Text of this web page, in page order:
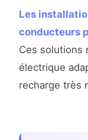
Les
conducteurs
Ces solutions
électrique
recharge très